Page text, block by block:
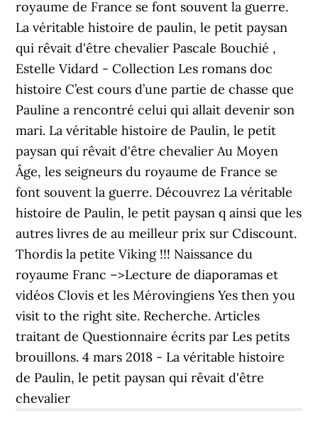
royaume de France se font souvent la guerre.
La véritable histoire de paulin, le petit paysan
qui rêvait d'être chevalier Pascale Bouchié ,
Estelle Vidard - Collection Les romans doc
histoire C’est cours d’une partie de chasse que
Pauline a rencontré celui qui allait devenir son
mari. La véritable histoire de Paulin, le petit
paysan qui rêvait d'être chevalier Au Moyen
Âge, les seigneurs du royaume de France se
font souvent la guerre. Découvrez La véritable
histoire de Paulin, le petit paysan q ainsi que les
autres livres de au meilleur prix sur Cdiscount.
Thordis la petite Viking !!! Naissance du
royaume Franc –>Lecture de diaporamas et
vidéos Clovis et les Mérovingiens Yes then you
visit to the right site. Recherche. Articles
traitant de Questionnaire écrits par Les petits
brouillons. 4 mars 2018 - La véritable histoire
de Paulin, le petit paysan qui rêvait d'être
chevalier